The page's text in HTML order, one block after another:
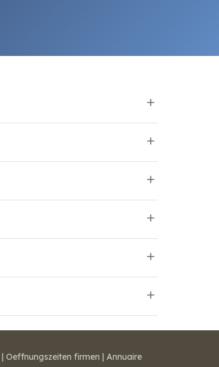
| Oeffnungszeiten firmen | Annuaire